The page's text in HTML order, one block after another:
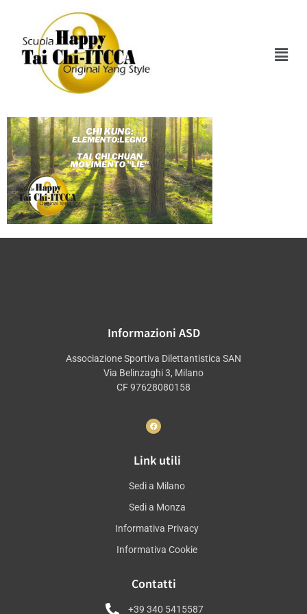
Webinar
Informazioni ASD
Associazione Sportiva Dilettantistica SAN
Via Belinzaghi 3, Milano
CF 97628080158
Link utili
Sedi a Milano
Sedi a Monza
Informativa Privacy
Informativa Cookie
Contatti
+39 340 5415587